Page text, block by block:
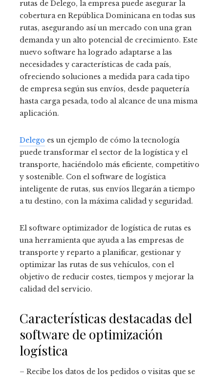
rutas de Delego, la empresa puede asegurar la
cobertura en República Dominicana en todas sus
rutas, asegurando así un mercado con una gran
demanda y un alto potencial de crecimiento. Este
nuevo software ha logrado adaptarse a las
necesidades y características de cada país,
ofreciendo soluciones a medida para cada tipo
de empresa según sus envíos, desde paquetería
hasta carga pesada, todo al alcance de una misma
aplicación.
Delego es un ejemplo de cómo la tecnología
puede transformar el sector de la logística y el
transporte, haciéndolo más eficiente, competitivo
y sostenible. Con el software de logística
inteligente de rutas, sus envíos llegarán a tiempo
a tu destino, con la máxima calidad y seguridad.
El software optimizador de logística de rutas es
una herramienta que ayuda a las empresas de
transporte y reparto a planificar, gestionar y
optimizar las rutas de sus vehículos, con el
objetivo de reducir costes, tiempos y mejorar la
calidad del servicio.
Características destacadas del
software de optimización
logística
– Recibe los datos de los pedidos o visitas que se